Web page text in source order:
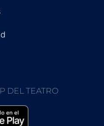
DEL TEATRO